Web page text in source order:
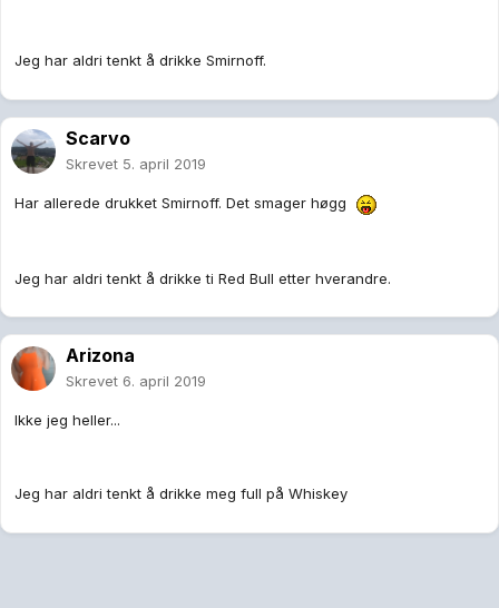
Jeg har aldri tenkt å drikke Smirnoff.
Scarvo
Skrevet 5. april 2019
Har allerede drukket Smirnoff. Det smager høgg
Jeg har aldri tenkt å drikke ti Red Bull etter hverandre.
Arizona
Skrevet 6. april 2019
Ikke jeg heller...
Jeg har aldri tenkt å drikke meg full på Whiskey